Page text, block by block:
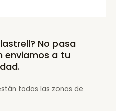
No pasa
enviamos a tu
todas las zonas de